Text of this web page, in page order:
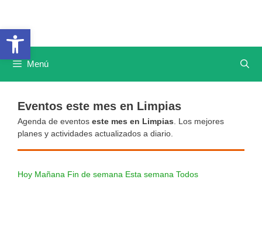
Abrir barra de herramientas
contenido
Menú
Eventos este mes en Limpias
Agenda de eventos este mes en Limpias . Los mejores
planes y actividades actualizados a diario.
Hoy Mañana Fin de semana Esta semana Todos